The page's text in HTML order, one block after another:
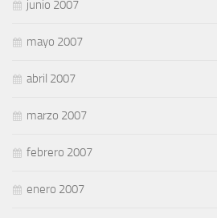
junio 2007
mayo 2007
abril 2007
marzo 2007
febrero 2007
enero 2007